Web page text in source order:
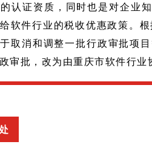
认证资质，同时也是对企业
软件行业的税收优惠政策。
于取消和调整一批行政审批项
审批，改为由重庆市软件行业